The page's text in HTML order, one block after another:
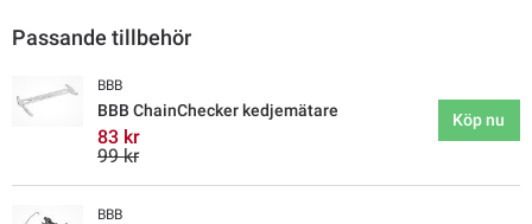
Passande tillbehör
BBB
BBB ChainChecker kedjemätare
83 kr
99 kr
Köp nu
BBB